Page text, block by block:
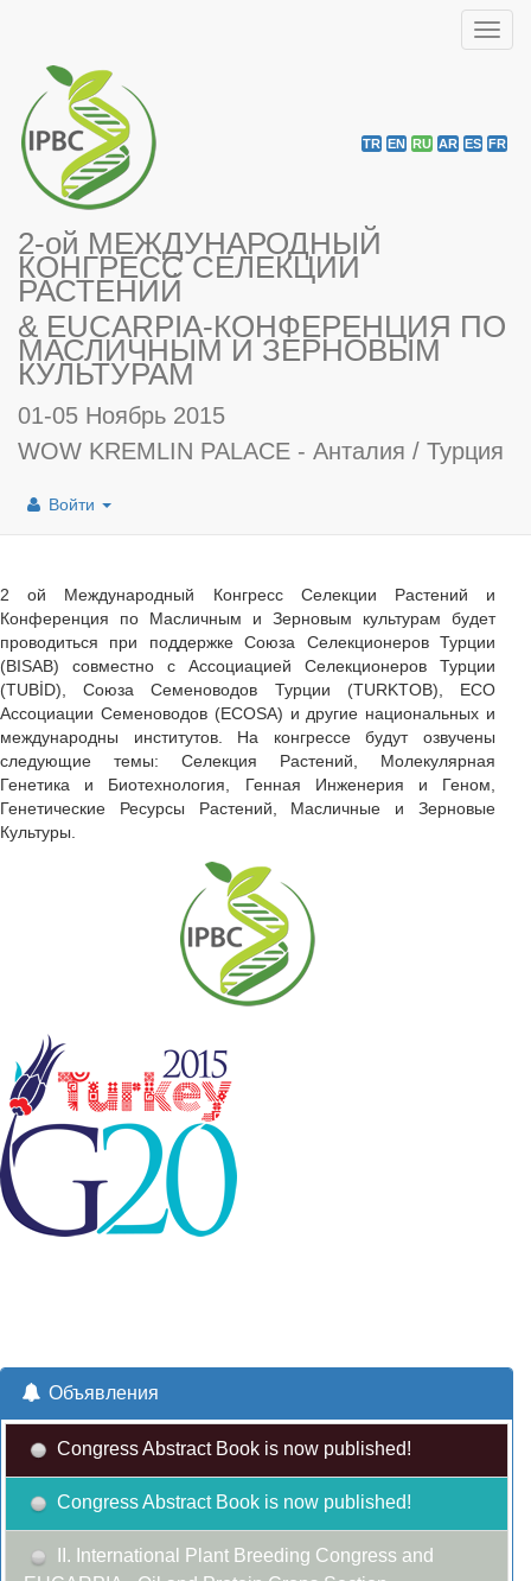
2-ой МЕЖДУНАРОДНЫЙ
КОНГРЕСС СЕЛЕКЦИИ
РАСТЕНИЙ
& EUCARPIA-КОНФЕРЕНЦИЯ ПО
МАСЛИЧНЫМ И ЗЕРНОВЫМ
КУЛЬТУРАМ
01-05 Ноябрь 2015
WOW KREMLIN PALACE - Анталия / Турция
TR EN RU AR ES FR
Войти
2 ой Международный Конгресс Селекции Растений и
Конференция по Масличным и Зерновым культурам будет
проводиться при поддержке Союза Селекционеров Турции
(BISAB) совместно с Ассоциацией Селекционеров Турции
(TUBİD), Союза Семеноводов Турции (TURKTOB), ECO
Ассоциации Семеноводов (ECOSA) и другие национальных и
международны институтов. На конгрессе будут озвучены
следующие темы: Селекция Растений, Молекулярная
Генетика и Биотехнология, Генная Инженерия и Геном,
Генетические Ресурсы Растений, Масличные и Зерновые
Культуры.
Объявления
Congress Abstract Book is now published!
Congress Abstract Book is now published!
II. International Plant Breeding Congress and